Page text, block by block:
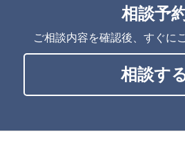
相談予
ご相談内容を確認後、すぐに
相談す